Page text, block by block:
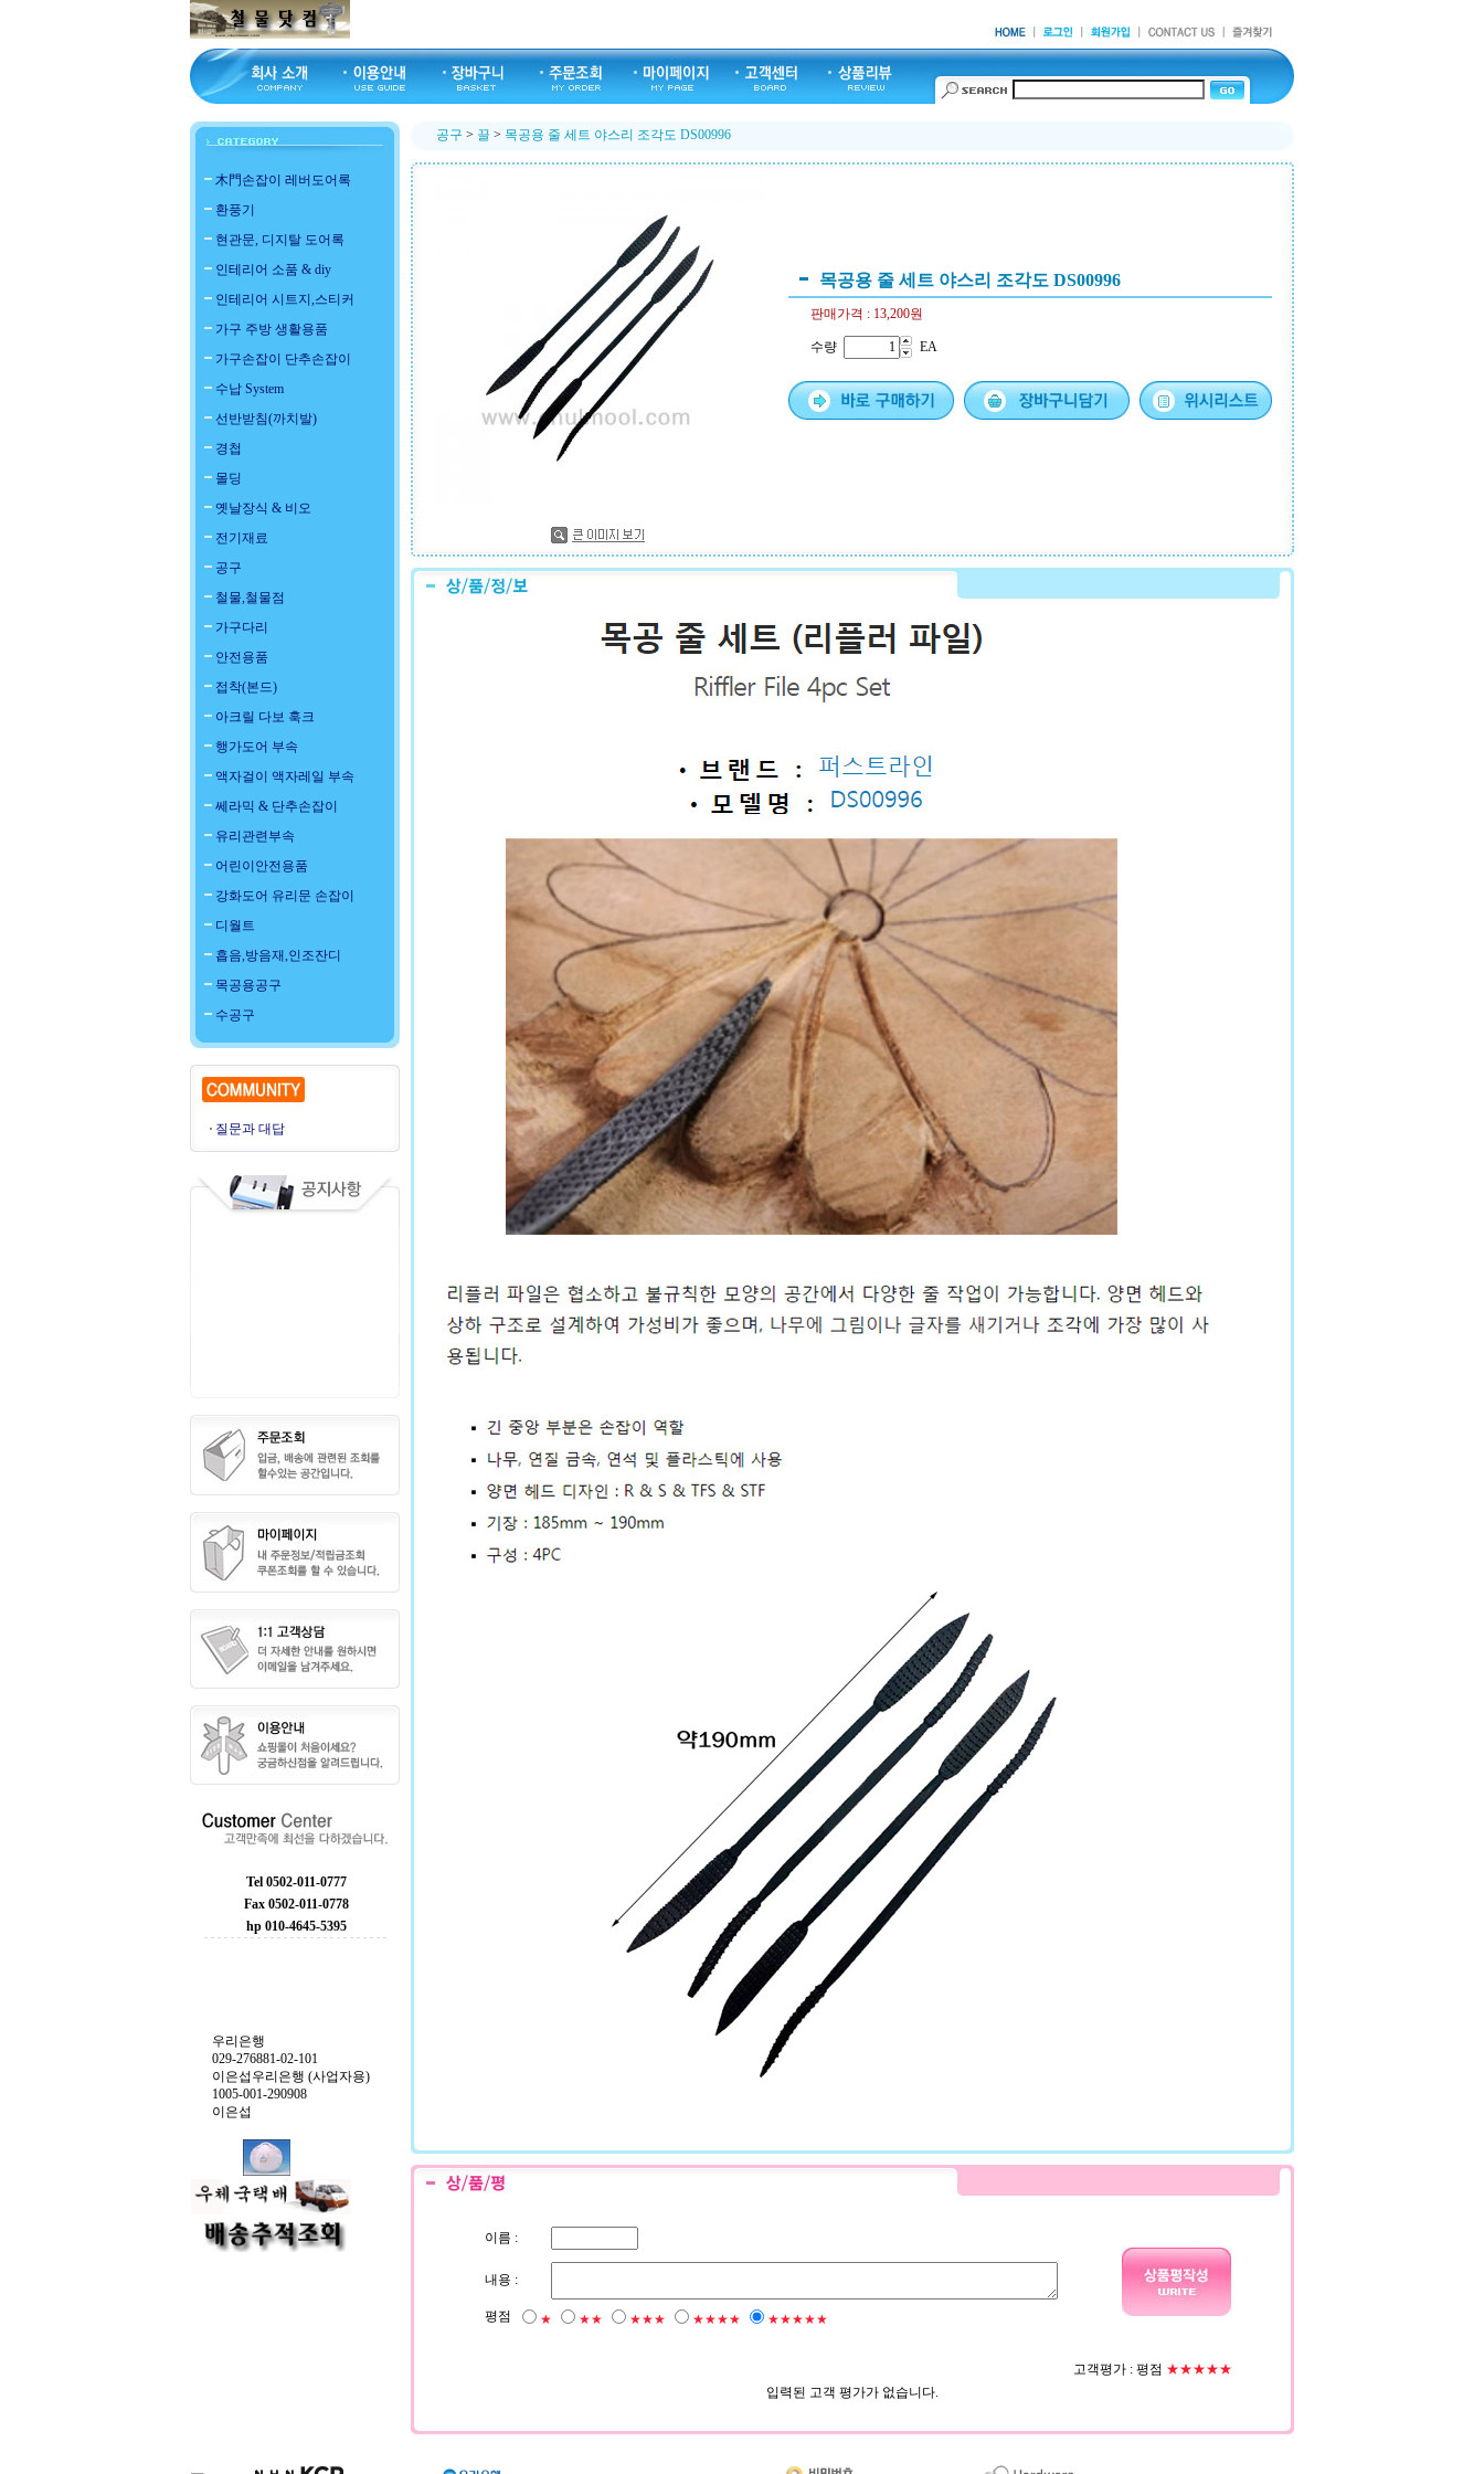
木門손잡이 레버도어록
환풍기
현관문, 디지탈 도어록
인테리어 소품 & diy
인테리어 시트지,스티커
가구 주방 생활용품
가구손잡이 단추손잡이
수납 System
선반받침(까치발)
경첩
몰딩
옛날장식 & 비오
전기재료
공구
철물,철물점
가구다리
안전용품
접착(본드)
아크릴 다보 훅크
행가도어 부속
액자걸이 액자레일 부속
쎄라믹 & 단추손잡이
유리관련부속
어린이안전용품
강화도어 유리문 손잡이
디월트
흡음,방음재,인조잔디
목공용공구
수공구
질문과 대답
Tel 0502-011-0777
Fax 0502-011-0778
hp 010-4645-5395
우리은행
029-276881-02-101
이은섭우리은행 (사업자용)
1005-001-290908
이은섭
공구 > 끌 > 목공용 줄 세트 야스리 조각도 DS00996
목공용 줄 세트 야스리 조각도 DS00996
판매가격 : 13,200원
수량 EA
이름 :
내용 :
평점 ★ ★★ ★★★ ★★★★ ★★★★★
고객평가 : 평점 ★★★★★
입력된 고객 평가가 없습니다.